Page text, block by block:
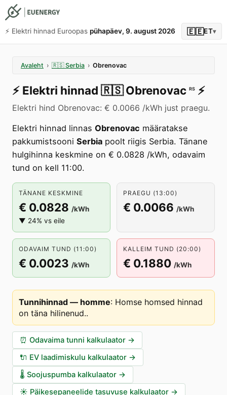
⚡️ Elektri hinnad Euroopas pühapäev, 9. august 2026 🇪🇪ET▾
Avaleht › 🇷🇸 Serbia › Obrenovac
⚡️ Elektri hinnad 🇷🇸 Obrenovac RS ⚡️
Elektri hind Obrenovac: € 0.0066 /kWh just praegu.
Elektri hinnad linnas Obrenovac määratakse
pakkumistsooni Serbia poolt riigis Serbia. Tänane
hulgihinna keskmine on € 0.0828 /kWh, odavaim
tund on kell 11:00.
TÄNANE KESKMINE
€ 0.0828 /kWh
▼ 24% vs eile
PRAEGU (13:00)
€ 0.0066 /kWh
ODAVAIM TUND (11:00)
€ 0.0023 /kWh
KALLEIM TUND (20:00)
€ 0.1880 /kWh
Tunnihinnad — homme: Homse homsed hinnad
on täna hilinenud..
⏰ Odavaima tunni kalkulaator →
🔌 EV laadimiskulu kalkulaator →
🌡️ Soojuspumba kalkulaator →
☀️ Päikesepaneelide tasuvuse kalkulaator →